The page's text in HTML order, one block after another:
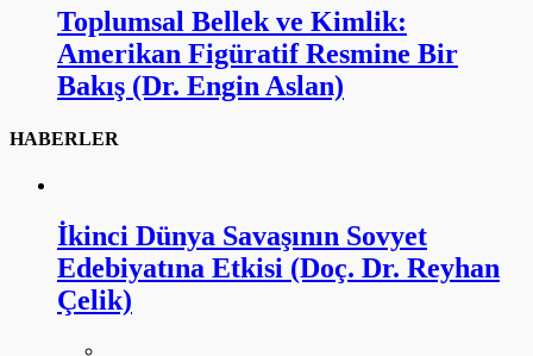
Toplumsal Bellek ve Kimlik:
Amerikan Figüratif Resmine Bir
Bakış (Dr. Engin Aslan)
HABERLER
İkinci Dünya Savaşının Sovyet
Edebiyatına Etkisi (Doç. Dr. Reyhan
Çelik)